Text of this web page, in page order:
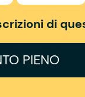
di
PIENO